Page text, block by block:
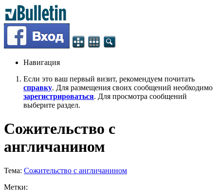
Навигация
Если это ваш первый визит, рекомендуем почитать
справку. Для размещения своих сообщений необходимо
зарегистрироваться. Для просмотра сообщений
выберите раздел.
Сожительство с
англичанином
Тема: Сожительство с англичанином
Метки: